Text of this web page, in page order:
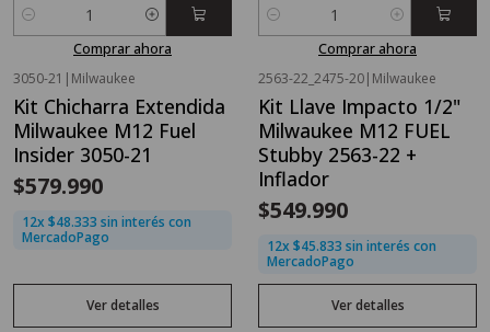
Cantidad
Comprar ahora
Cantidad
Comprar ahora
Agotado
3050-21 | Milwaukee
Kit Chicharra Extendida
Milwaukee M12 Fuel
Insider 3050-21
$579.990
12x $48.333 sin interés con
MercadoPago
Ver detalles
Agotado
2563-22_2475-20| Milwaukee
Kit Llave Impacto 1/2"
Milwaukee M12 FUEL
Stubby 2563-22 +
Inflador
$549.990
12x $45.833 sin interés con
MercadoPago
Ver detalles